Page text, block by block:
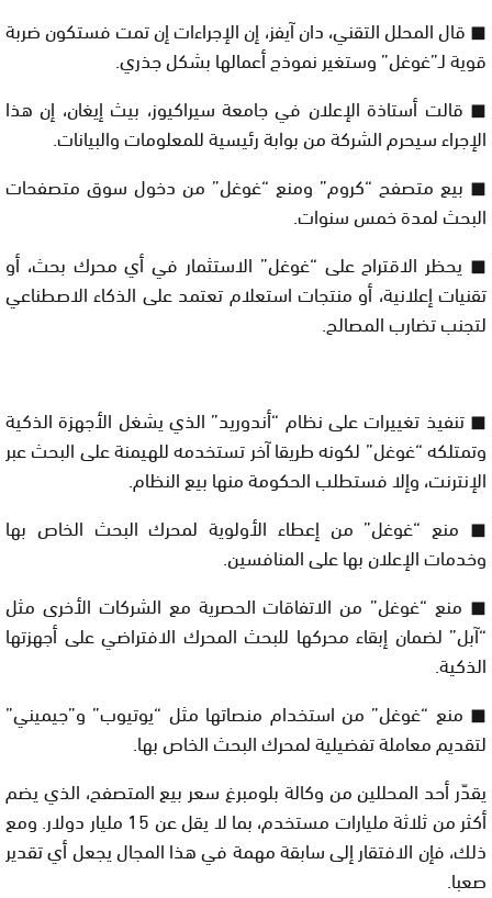
◼ قال المحلل التقني، دان آيفز، إن الإجراءات إن تمت فستكون ضربة
قوية لـ”غوغل” وستغير نموذج أعمالها بشكل جذري.
◼ قالت أستاذة الإعلان في جامعة سيراكيوز، بيث إيغان، إن هذا
الإجراء سيحرم الشركة من بوابة رئيسية للمعلومات والبيانات.
◼ بيع متصفح “كروم” ومنع “غوغل” من دخول سوق متصفحات
البحث لمدة خمس سنوات.
◼ يحظر الاقتراح على “غوغل” الاستثمار في أي محرك بحث، أو
تقنيات إعلانية، أو منتجات استعلام تعتمد على الذكاء الاصطناعي
لتجنب تضارب المصالح.
◼ تنفيذ تغييرات على نظام “أندوريد” الذي يشغل الأجهزة الذكية
وتمتلكه “غوغل” لكونه طريقا آخر تستخدمه للهيمنة على البحث عبر
الإنترنت، وإلا فستطلب الحكومة منها بيع النظام.
◼ منع “غوغل” من إعطاء الأولوية لمحرك البحث الخاص بها
وخدمات الإعلان بها على المنافسين.
◼ منع “غوغل” من الاتفاقات الحصرية مع الشركات الأخرى مثل
“آبل” لضمان إبقاء محركها للبحث المحرك الافتراضي على أجهزتها
الذكية.
◼ منع “غوغل” من استخدام منصاتها مثل “يوتيوب” و”جيميني”
لتقديم معاملة تفضيلية لمحرك البحث الخاص بها.
يقدّر أحد المحللين من وكالة بلومبرغ سعر بيع المتصفح، الذي يضم
أكثر من ثلاثة مليارات مستخدم، بما لا يقل عن 15 ‏مليار دولار. ومع
ذلك، فإن الافتقار إلى سابقة مهمة في هذا المجال يجعل أي تقدير
صعبا.